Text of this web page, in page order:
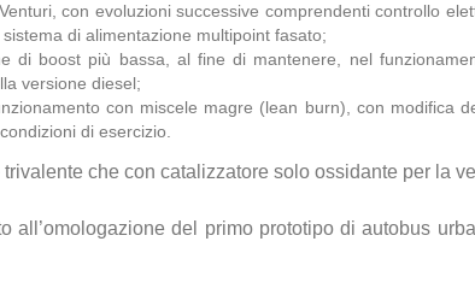
con evoluzioni successive comprendenti controllo
di alimentazione multipoint fasato;
di boost più bassa, al fine di mantenere, nel
versione diesel;
con miscele magre (lean burn), con modifica
di esercizio.
che con catalizzatore solo ossidante per la
all’omologazione del primo prototipo di autobus